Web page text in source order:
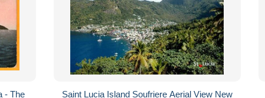
- The
Saint Lucia Island Soufriere Aerial View New